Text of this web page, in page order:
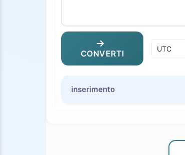
CONVERTI
inserimento